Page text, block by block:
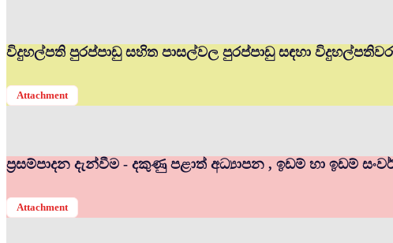
විදුහල්පති පුරප්පාඩු සහිත පාසල්වල පුරප්පාඩු සඳහා
Attachment
ප්‍රසම්පාදන දැන්වීම - දකුණු පළාත් අධ්‍යාපන , ඉඩම් හා ඉඩම්
Attachment